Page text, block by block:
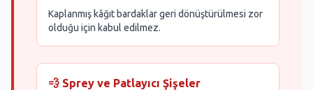
Kaplanmış kâğıt bardaklar geri dönüştürülmesi zor
olduğu için kabul edilmez.
💨 Sprey ve Patlayıcı Şişeler